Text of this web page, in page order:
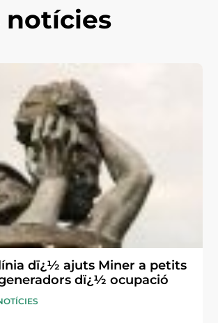
notícies
dï¿½ ajuts Miner a petits
dï¿½ ocupació